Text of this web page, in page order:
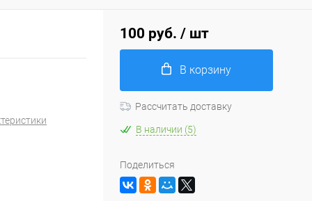
100 руб. / шт
В корзину
Рассчитать доставку
В наличии (5)
Поделиться